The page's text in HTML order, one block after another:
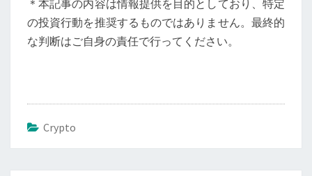
＊本記事の内容は情報提供を目的としており、特定
の投資行動を推奨するものではありません。最終的
な判断はご自身の責任で行ってください。
Crypto